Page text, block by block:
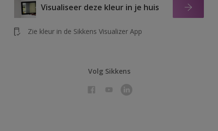
Visualiseer deze kleur in je huis
Zie kleur in de Sikkens Visualizer App
Volg Sikkens